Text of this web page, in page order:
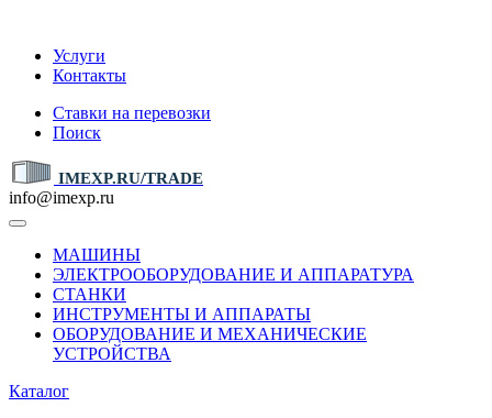
Услуги
Контакты
Ставки на перевозки
Поиск
IMEXP.RU/TRADE
info@imexp.ru
МАШИНЫ
ЭЛЕКТРООБОРУДОВАНИЕ И АППАРАТУРА
СТАНКИ
ИНСТРУМЕНТЫ И АППАРАТЫ
ОБОРУДОВАНИЕ И МЕХАНИЧЕСКИЕ
УСТРОЙСТВА
Каталог